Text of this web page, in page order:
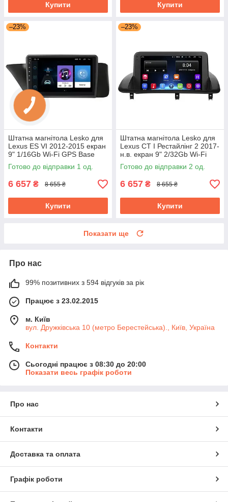
Купити Купити
–23%
Штатна магнітола Lesko для
Lexus ES VI 2012-2015 екран
9" 1/16Gb Wi-Fi GPS Base
Готово до відправки 1 од.
6 657 ₴ 8 655 ₴
Купити
–23%
Штатна магнітола Lesko для
Lexus CT I Рестайлінг 2 2017-
н.в. екран 9" 2/32Gb Wi-Fi
GPS Base
Готово до відправки 2 од.
6 657 ₴ 8 655 ₴
Купити
Показати ще
Про нас
99% позитивних з 594 відгуків за рік
Працює з 23.02.2015
м. Київ
вул. Дружківська 10 (метро Берестейська)., Київ, Україна
Контакти
Сьогодні працює з 08:30 до 20:00
Показати весь графік роботи
Про нас
Контакти
Доставка та оплата
Графік роботи